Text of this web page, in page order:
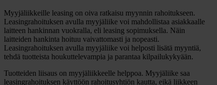
Myyjäliikkeille leasing on oiva ratkaisu myynnin rahoitukseen.
Leasingrahoituksen avulla myyjäliike voi mahdollistaa asiakkaalle
laitteen hankinnan vuokralla, eli leasing sopimuksella. Näin
laitteiden hankinta hoituu vaivattomasti ja nopeasti.
Leasingrahoituksen avulla myyjäliike voi helposti lisätä myyntiä,
tehdä tuotteista houkuttelevampia ja parantaa kilpailukykyään.
Tuotteiden liisaus on myyjäliikkeelle helppoa. Myyjäliike saa
leasingrahoituksen käyttöön rahoitusyhtiön kautta, eikä liikkeen